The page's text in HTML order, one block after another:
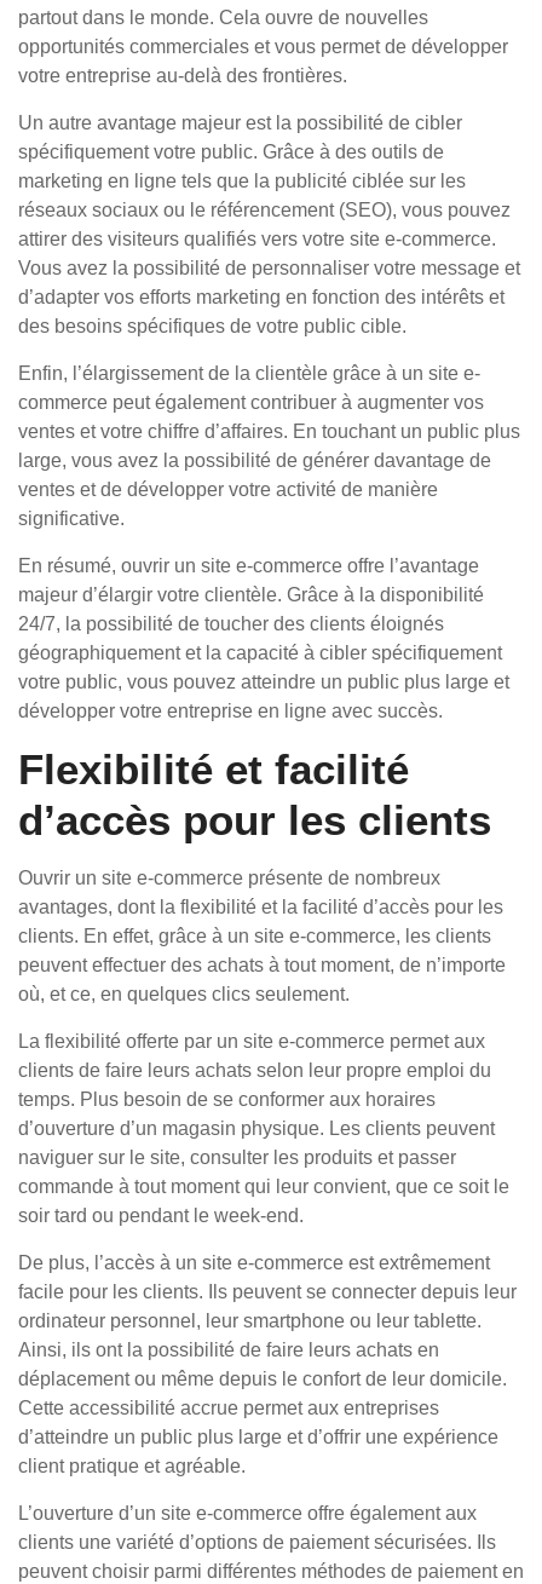
partout dans le monde. Cela ouvre de nouvelles
opportunités commerciales et vous permet de développer
votre entreprise au-delà des frontières.
Un autre avantage majeur est la possibilité de cibler
spécifiquement votre public. Grâce à des outils de
marketing en ligne tels que la publicité ciblée sur les
réseaux sociaux ou le référencement (SEO), vous pouvez
attirer des visiteurs qualifiés vers votre site e-commerce.
Vous avez la possibilité de personnaliser votre message et
d’adapter vos efforts marketing en fonction des intérêts et
des besoins spécifiques de votre public cible.
Enfin, l’élargissement de la clientèle grâce à un site e-
commerce peut également contribuer à augmenter vos
ventes et votre chiffre d’affaires. En touchant un public plus
large, vous avez la possibilité de générer davantage de
ventes et de développer votre activité de manière
significative.
En résumé, ouvrir un site e-commerce offre l’avantage
majeur d’élargir votre clientèle. Grâce à la disponibilité
24/7, la possibilité de toucher des clients éloignés
géographiquement et la capacité à cibler spécifiquement
votre public, vous pouvez atteindre un public plus large et
développer votre entreprise en ligne avec succès.
Flexibilité et facilité
d’accès pour les clients
Ouvrir un site e-commerce présente de nombreux
avantages, dont la flexibilité et la facilité d’accès pour les
clients. En effet, grâce à un site e-commerce, les clients
peuvent effectuer des achats à tout moment, de n’importe
où, et ce, en quelques clics seulement.
La flexibilité offerte par un site e-commerce permet aux
clients de faire leurs achats selon leur propre emploi du
temps. Plus besoin de se conformer aux horaires
d’ouverture d’un magasin physique. Les clients peuvent
naviguer sur le site, consulter les produits et passer
commande à tout moment qui leur convient, que ce soit le
soir tard ou pendant le week-end.
De plus, l’accès à un site e-commerce est extrêmement
facile pour les clients. Ils peuvent se connecter depuis leur
ordinateur personnel, leur smartphone ou leur tablette.
Ainsi, ils ont la possibilité de faire leurs achats en
déplacement ou même depuis le confort de leur domicile.
Cette accessibilité accrue permet aux entreprises
d’atteindre un public plus large et d’offrir une expérience
client pratique et agréable.
L’ouverture d’un site e-commerce offre également aux
clients une variété d’options de paiement sécurisées. Ils
peuvent choisir parmi différentes méthodes de paiement en